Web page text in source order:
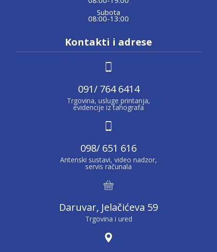
Subota
08:00-13:00
Kontakti i adrese
091/ 764 6414
Trgovina, usluge printanja,
evidencije iz tahografa
098/ 651 616
Antenski sustavi, video nadzor,
servis računala
Daruvar, Jelačićeva 59
Trgovina i ured